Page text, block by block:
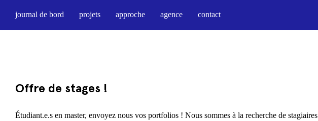
journal de bord projets approche agence contact
Offre de stages !
Étudiant.e.s en master, envoyez nous vos portfolios ! Nous sommes à la recherche de stagiaires